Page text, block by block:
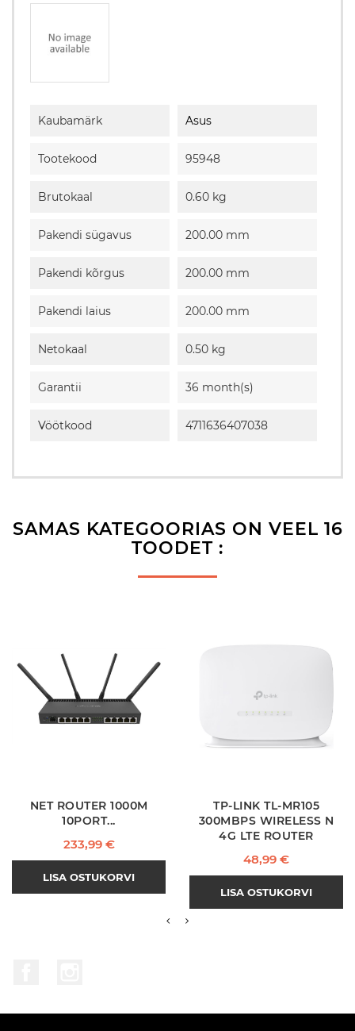
Kaubamärk Asus
Tootekood 95948
Brutokaal 0.60 kg
Pakendi sügavus 200.00 mm
Pakendi kõrgus 200.00 mm
Pakendi laius 200.00 mm
Netokaal 0.50 kg
Garantii 36 month(s)
Vöötkood 4711636407038
SAMAS KATEGOORIAS ON VEEL 16
TOODET :
NET ROUTER 1000M
10PORT...
Hind
233,99 €
LISA OSTUKORVI
TP-LINK TL-MR105
300MBPS WIRELESS N
4G LTE ROUTER
Hind
48,99 €
LISA OSTUKORVI